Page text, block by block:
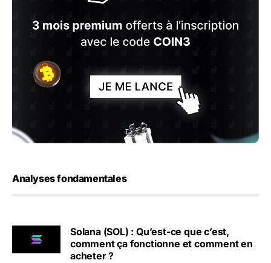
Analyses fondamentales
Solana (SOL) : Qu’est-ce que c’est,
comment ça fonctionne et comment en
acheter ?